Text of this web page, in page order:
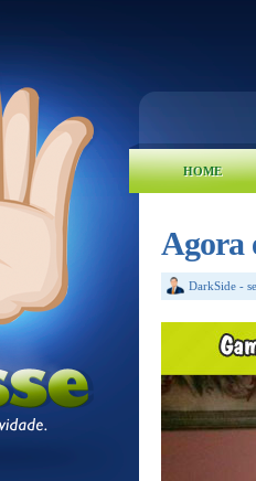
HOME
Agora
DarkSide -